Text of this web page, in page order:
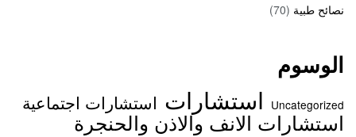
نصائح طبية (70)
الوسوم
Uncategorized استشارات استشارات اجتماعية
استشارات الانف والاذن والحنجرة